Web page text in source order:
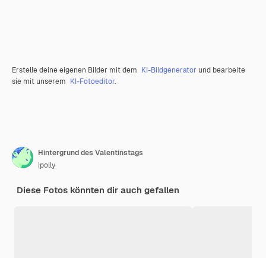
Erstelle deine eigenen Bilder mit dem KI-Bildgenerator und bearbeite
sie mit unserem KI-Fotoeditor.
Hintergrund des Valentinstags
ipolly
Diese Fotos könnten dir auch gefallen